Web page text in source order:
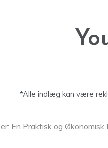
*Alle indlæg kan være
En Praktisk og